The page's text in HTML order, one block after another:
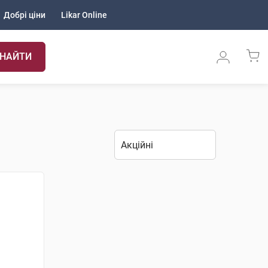
Добрі ціни Likar Online